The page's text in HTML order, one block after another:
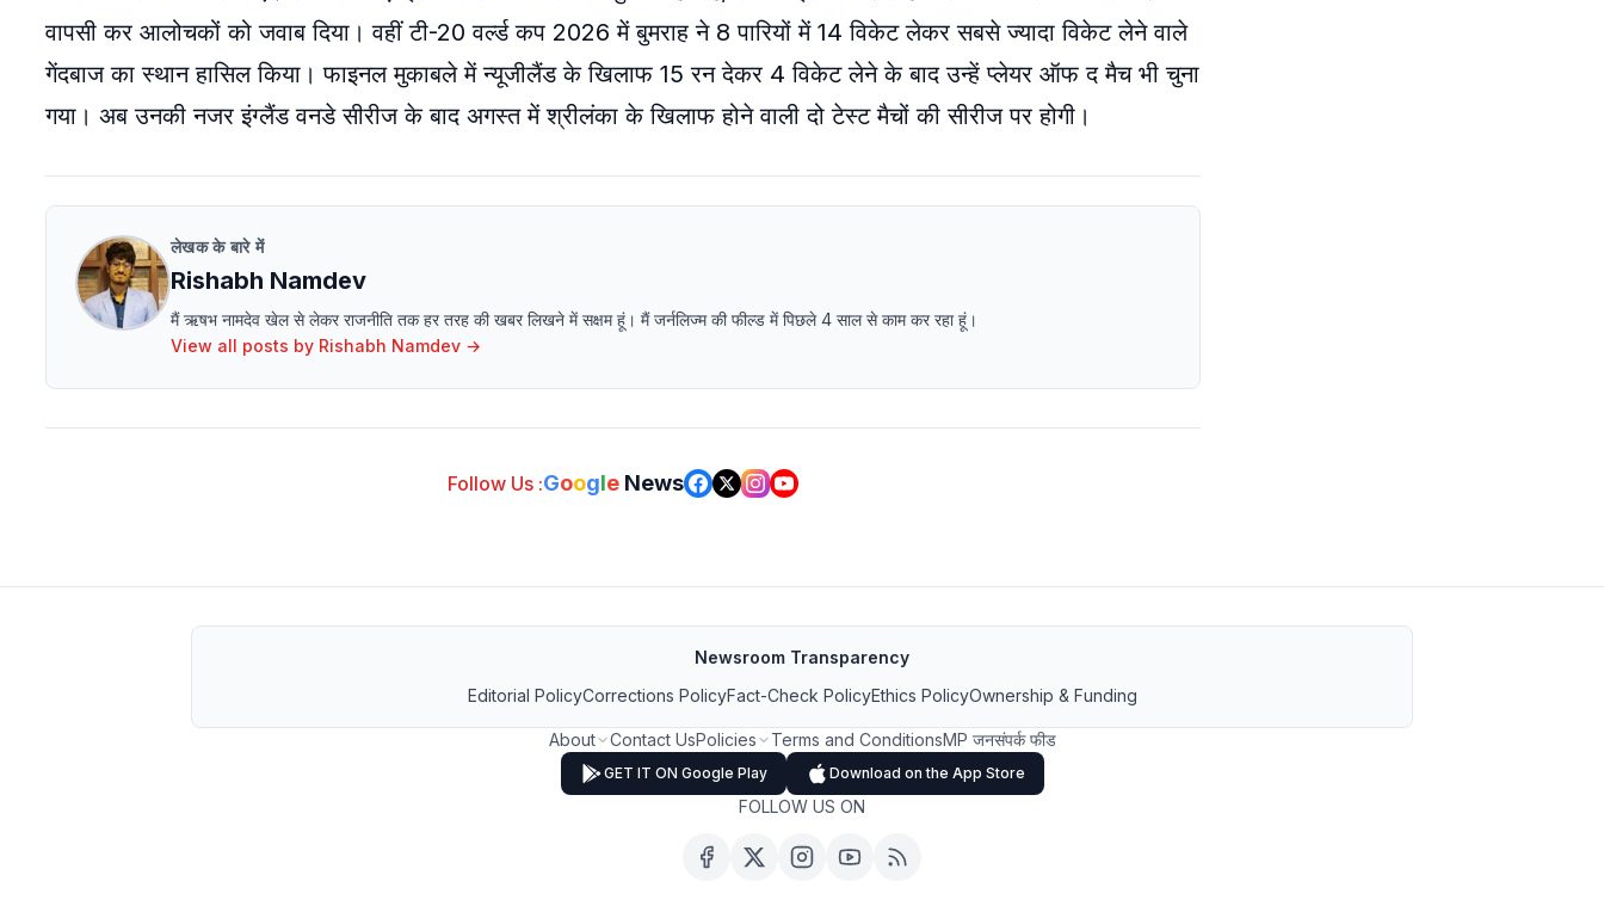
वापसी कर आलोचकों को जवाब दिया। वहीं टी-20 वर्ल्ड कप 2026 में बुमराह ने 8 पारियों में 14 विकेट लेकर सबसे ज्यादा विकेट लेने वाले
गेंदबाज का स्थान हासिल किया। फाइनल मुकाबले में न्यूजीलैंड के खिलाफ 15 रन देकर 4 विकेट लेने के बाद उन्हें प्लेयर ऑफ द मैच भी चुना
गया। अब उनकी नजर इंग्लैंड वनडे सीरीज के बाद अगस्त में श्रीलंका के खिलाफ होने वाली दो टेस्ट मैचों की सीरीज पर होगी।
लेखक के बारे में
Rishabh Namdev
मैं ऋषभ नामदेव खेल से लेकर राजनीति तक हर तरह की खबर लिखने में सक्षम हूं। मैं जर्नलिज्म की फील्ड में पिछले 4 साल से काम कर रहा हूं।
View all posts by Rishabh Namdev →
Follow Us :Google News
Newsroom Transparency
Editorial PolicyCorrections PolicyFact-Check PolicyEthics PolicyOwnership & Funding
About Contact UsPolicies Terms and ConditionsMP जनसंपर्क फीड
GET IT ON Google Play Download on the App Store
FOLLOW US ON